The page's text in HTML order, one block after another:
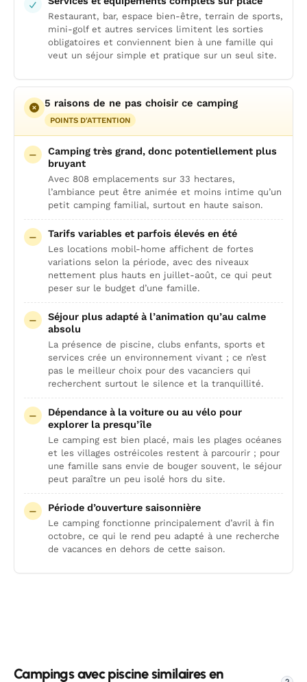
Restaurant, bar, espace bien-être, terrain de sports,
mini-golf et autres services limitent les sorties
obligatoires et conviennent bien à une famille qui
veut un séjour simple et pratique sur un seul site.
5 raisons de ne pas choisir ce camping
POINTS D'ATTENTION
Camping très grand, donc potentiellement plus
bruyant
Avec 808 emplacements sur 33 hectares,
l’ambiance peut être animée et moins intime qu’un
petit camping familial, surtout en haute saison.
Tarifs variables et parfois élevés en été
Les locations mobil-home affichent de fortes
variations selon la période, avec des niveaux
nettement plus hauts en juillet-août, ce qui peut
peser sur le budget d’une famille.
Séjour plus adapté à l’animation qu’au calme
absolu
La présence de piscine, clubs enfants, sports et
services crée un environnement vivant ; ce n’est
pas le meilleur choix pour des vacanciers qui
recherchent surtout le silence et la tranquillité.
Dépendance à la voiture ou au vélo pour
explorer la presqu’île
Le camping est bien placé, mais les plages océanes
et les villages ostréicoles restent à parcourir ; pour
une famille sans envie de bouger souvent, le séjour
peut paraître un peu isolé hors du site.
Période d’ouverture saisonnière
Le camping fonctionne principalement d’avril à fin
octobre, ce qui le rend peu adapté à une recherche
de vacances en dehors de cette saison.
Campings avec piscine similaires en